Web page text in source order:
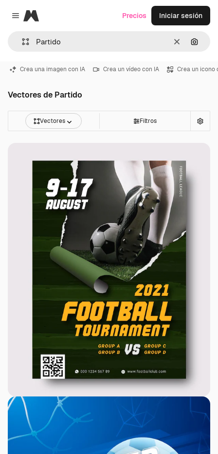
Close menu
Magnific
Borrar
Precios Iniciar sesión
Crea una imagen con IA Crea un vídeo con IA Crea un icono
Vectores de Partido
Vectores Filtros